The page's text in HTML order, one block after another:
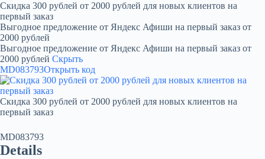
Скидка 300 рублей от 2000 рублей для новых клиентов на
первый заказ
Выгодное предложение от Яндекс Афиши на первый заказ от
2000 рублей
Выгодное предложение от Яндекс Афиши на первый заказ от
2000 рублей Скрыть
MD083793Открыть код
Скидка 300 рублей от 2000 рублей для новых клиентов на
первый заказ
MD083793
Details